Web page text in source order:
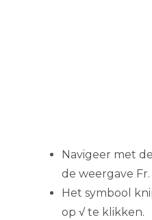
Navigeer met
de weergave Fr.
Het symbool
op √ te klikken.